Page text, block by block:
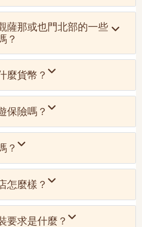
氣的衣物、結實的步行鞋、防曬乳和
科特拉島，別忘了帶上適合海灘的泳
的相機。
薩那或也門北部的一些
？
放，遊客前往並不安全。
麼貨幣？
另外值得注意的是，也門是現金社
現金。該國大部分地區沒有自動櫃員
保險嗎？
制的旅遊保險至關重要。這能確保您
/地區的風險和要求的保障。許多國
您購買旅遊保險。
？
景點，但避免未經許可拍攝政府建築
怎麼樣？
置、安全性和員工素質為衡量標準。
比等方面與西方酒店標準有差異。
要求是什麼？